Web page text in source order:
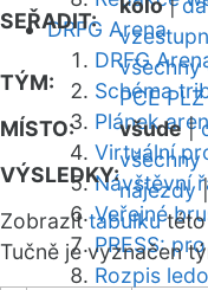
DRFG Arena
DRFG
Schéma
Plánek
Virtuální
Návštěvní
Veřejné
PRESS:
Rozpis
SEŘADIT:
kolo|
TÝM:
všechny
PCE PLZ
MÍSTO:
všude|
VÝSLEDKY:
všechny
nájezdy
Zobrazittabulkutéto
Tučně je vyznačen